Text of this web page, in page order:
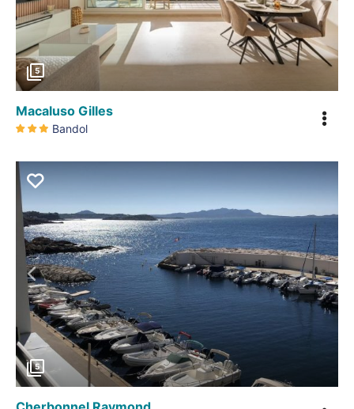
5
Macaluso Gilles
Bandol
Précédent
5